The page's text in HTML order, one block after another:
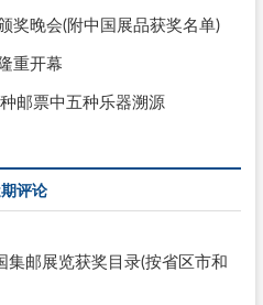
奖晚会(附中国展品获奖名单)
重开幕
邮票中五种乐器溯源
评论
集邮展览获奖目录(按省区市和